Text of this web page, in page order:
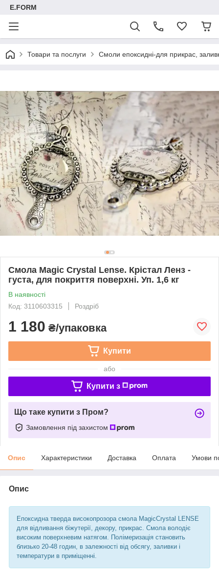
E.FORM
Товари та послуги Смоли епоксидні-для прикрас,
Смола Magic Crystal Lense. Крістал Ленз -
густа, для покриття поверхні. Уп. 1,6 кг
В наявності
Код: 3110603315
Роздріб
1 180 ₴/упаковка
Купити
або
Купити з
Що таке купити з Пром?
Замовлення під захистом
Опис Характеристики Доставка Оплата Умови
Опис
Епоксидна тверда високопрозора смола MagicCrystal LENSE
для відливання біжутерії, декору, прикрас. Смола володіє
високим поверхневим натягом. Полімеризація становить
близько 20-48 годин, в залежності від обсягу, заливки і
температури в приміщенні.